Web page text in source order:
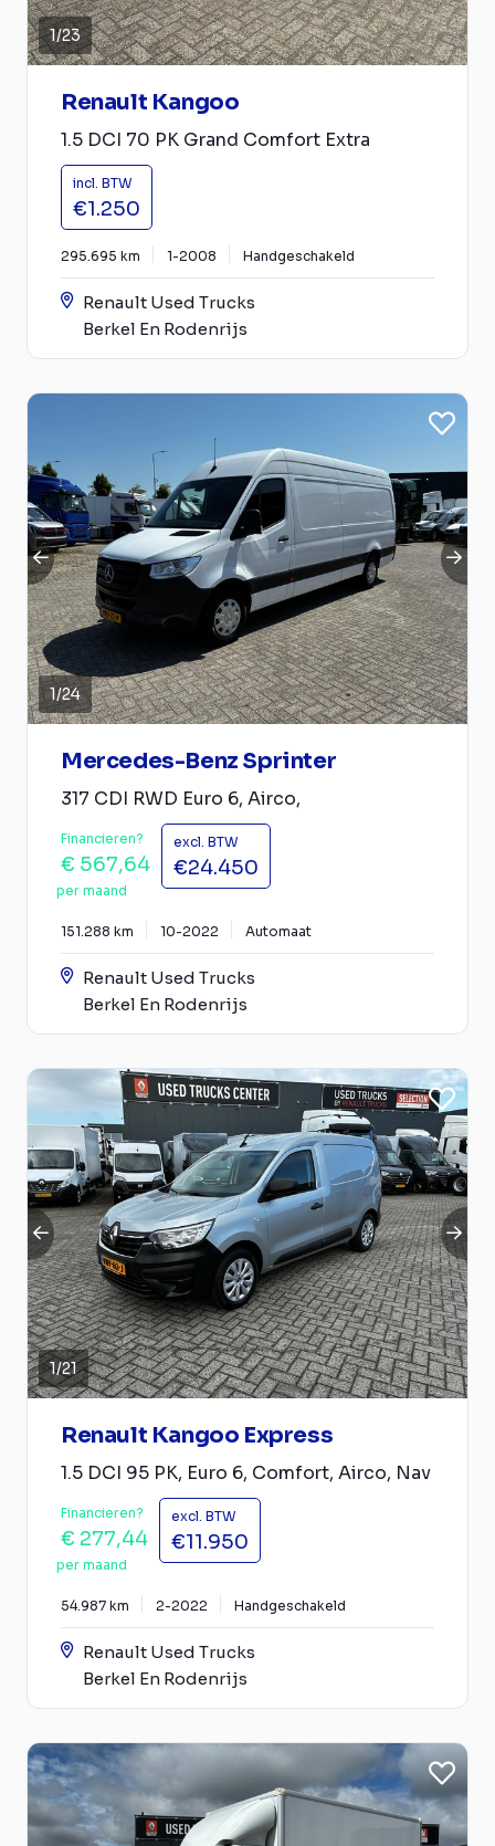
1/23
Renault Kangoo
1.5 DCI 70 PK Grand Comfort Extra
incl. BTW
€1.250
295.695 km 1-2008 Handgeschakeld
Renault Used Trucks
Berkel En Rodenrijs
1/24
Mercedes-Benz Sprinter
317 CDI RWD Euro 6, Airco,
Financieren?
€ 567,64
per maand
excl. BTW
€24.450
151.288 km 10-2022 Automaat
Renault Used Trucks
Berkel En Rodenrijs
1/21
Renault Kangoo Express
1.5 DCI 95 PK, Euro 6, Comfort, Airco, Nav
Financieren?
€ 277,44
per maand
excl. BTW
€11.950
54.987 km 2-2022 Handgeschakeld
Renault Used Trucks
Berkel En Rodenrijs